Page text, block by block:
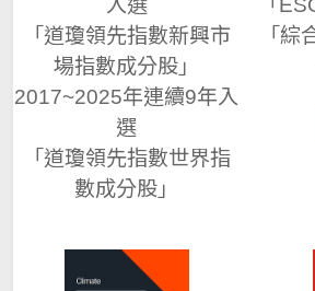
2025富邦金控營運報告
數位
激勵
影響
最新 ESG 消息
永續報告書下載
報告書下載
利害關係人溝通
利害關係人溝通管道
致股東報告書
法定揭露事項
股東會資訊
董事會
董事會成員
獨立董事選任資訊
功能性委員會
內部稽核組織及運作
職涯發展
甄選常見問題
投資人關係
據點查詢
入選
「道瓊領先指數新興市
場指數成分股」
2017~2025年連續9年入
選
「道瓊領先指數世界指
數成分股」
「
「綜